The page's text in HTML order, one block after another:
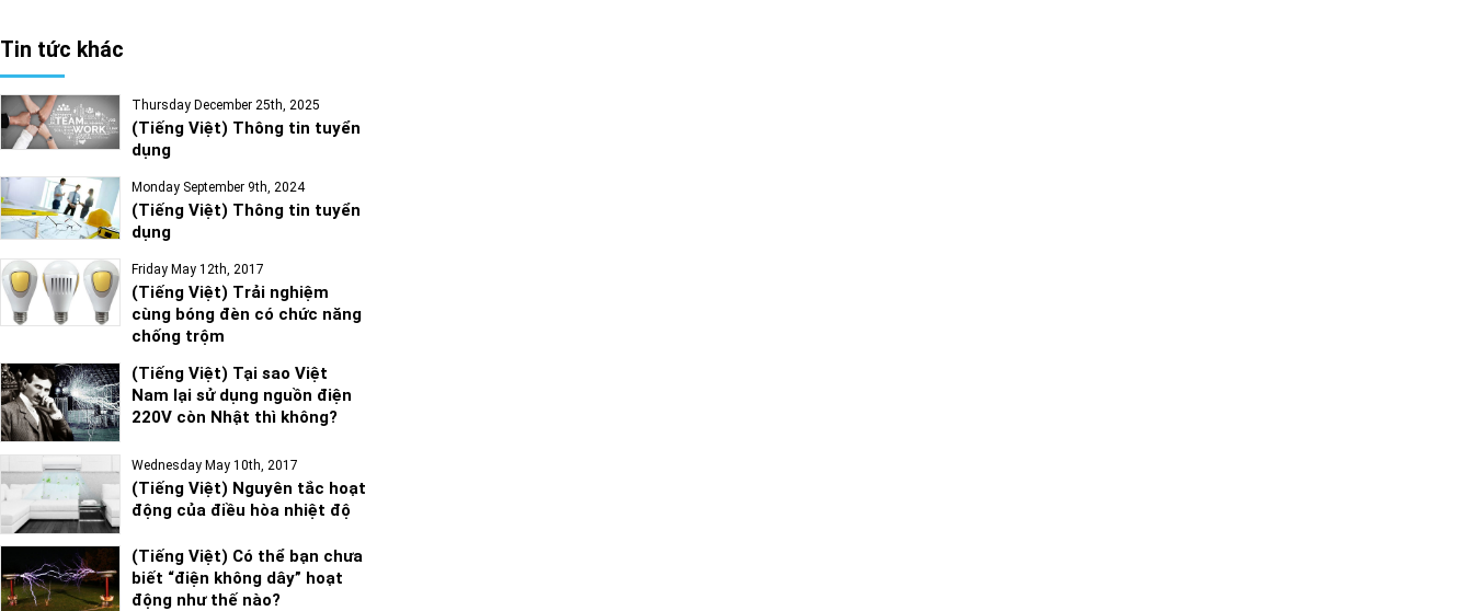
Tin tức khác
Thursday December 25th, 2025
(Tiếng Việt) Thông tin tuyển
dụng
Monday September 9th, 2024
(Tiếng Việt) Thông tin tuyển
dụng
Friday May 12th, 2017
(Tiếng Việt) Trải nghiệm
cùng bóng đèn có chức năng
chống trộm
(Tiếng Việt) Tại sao Việt
Nam lại sử dụng nguồn điện
220V còn Nhật thì không?
Wednesday May 10th, 2017
(Tiếng Việt) Nguyên tắc hoạt
động của điều hòa nhiệt độ
(Tiếng Việt) Có thể bạn chưa
biết “điện không dây” hoạt
động như thế nào?